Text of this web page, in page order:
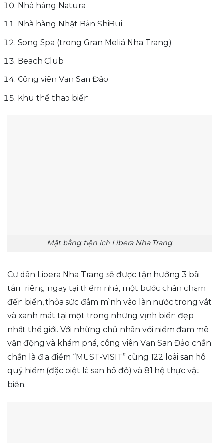
Nhà hàng Natura
Nhà hàng Nhật Bản ShiBui
Song Spa (trong Gran Meliá Nha Trang)
Beach Club
Công viên Vạn San Đảo
Khu thể thao biển
Mặt bằng tiện ích Libera Nha Trang
Cư dân Libera Nha Trang sẽ được tận hưởng 3 bãi
tắm riêng ngay tại thềm nhà, một bước chân chạm
đến biển, thỏa sức đắm mình vào làn nước trong vắt
và xanh mát tại một trong những vịnh biển đẹp
nhất thế giới. Với những chủ nhân với niềm đam mê
vận động và khám phá, công viên Vạn San Đảo chắn
chắn là địa điểm “MUST-VISIT” cùng 122 loài san hô
quý hiếm (đặc biệt là san hô đỏ) và 81 hệ thực vật
biển.